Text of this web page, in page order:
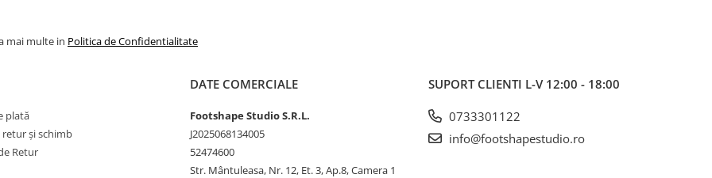
mai multe in Politica de Confidentialitate
plată
retur și schimb
Retur
DATE COMERCIALE
Footshape Studio S.R.L.
J2025068134005
52474600
Str. Mântuleasa, Nr. 12, Et. 3, Ap.8, Camera 1
SUPORT CLIENTI L-V 12:00 - 18:00
0733301122
info@footshapestudio.ro